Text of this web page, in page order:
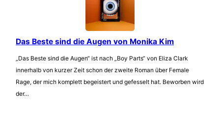
Das Beste sind die Augen von Monika Kim
„Das Beste sind die Augen“ ist nach „Boy Parts“ von Eliza Clark
innerhalb von kurzer Zeit schon der zweite Roman über Female
Rage, der mich komplett begeistert und gefesselt hat. Beworben wird
der…